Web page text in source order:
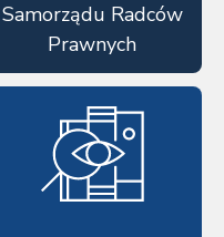
Samorządu Radców
Prawnych